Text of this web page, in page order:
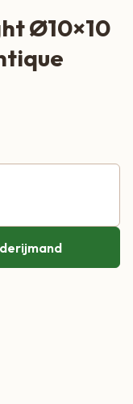
Ø10×10